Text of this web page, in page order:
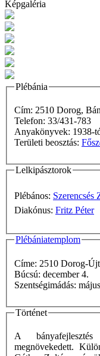
Képgaléria
Plébánia
Cím: 2510 Dorog,
Telefon: 33/431-783
Területi beosztás:
Lelkipásztorok
Plébános: Szerencsés
Diakónus: Fritz Péter
Plébániatemplom
Címe: 2510 Dorog-
Búcsú: december 4.
Történet
A
megnövekedett.